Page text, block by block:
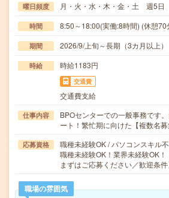
曜日頻度 月・火・水・木・金・土 週5日
時間 8:50～18:00(実働:8時間) (休憩
期間 2026/9/上旬～長期（3カ月以上
時給 時給1183円
交通費
交通費支給
仕事内容
BPOセンターでの一般事務です
ート！繁忙期に向けた【複数名
応募資格
職種未経験OK / パソコンスキル
職種未経験OK！業界未経験OK！
まずはご応募ください／歓迎条
職場の雰囲気